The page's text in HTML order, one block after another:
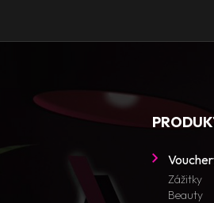
Zážitky
Beauty